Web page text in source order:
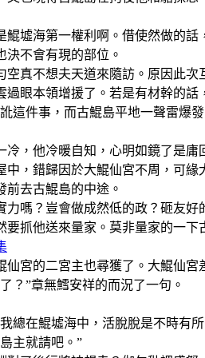
鯤墟海第一權利啊。借使然做的
決不會有現的部位。
空真不想夫天道來隨訪。原因此
過眼本領增援了。若是有材幹的
這件事，而古鯤島平地一聲雷爆
冷，他冷暖自知，心明如鏡了是庸
中，錯歸因於大鯤仙宮不周，可
前去古鯤島的中途。
力嗎？豈會做成然低的政？砸友
要抓他送來量家。莫非量家的一
仙宮的二宮主也尋獲了。大鯤仙
？”章無鱈安祥的而況了一句。
總在鯤墟海中，活脫脫是不時有
主就請吧。”